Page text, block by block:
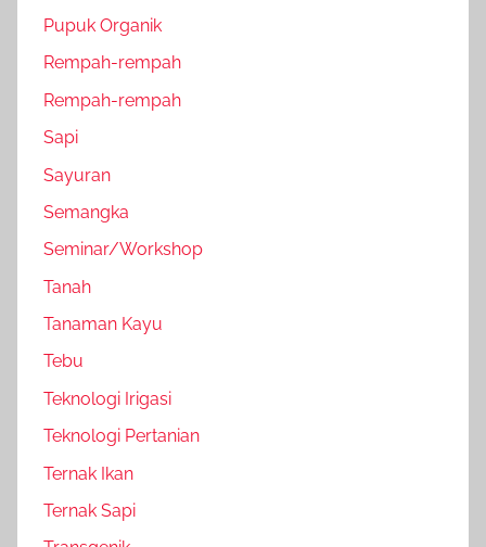
Pupuk Organik
Rempah-rempah
Rempah-rempah
Sapi
Sayuran
Semangka
Seminar/Workshop
Tanah
Tanaman Kayu
Tebu
Teknologi Irigasi
Teknologi Pertanian
Ternak Ikan
Ternak Sapi